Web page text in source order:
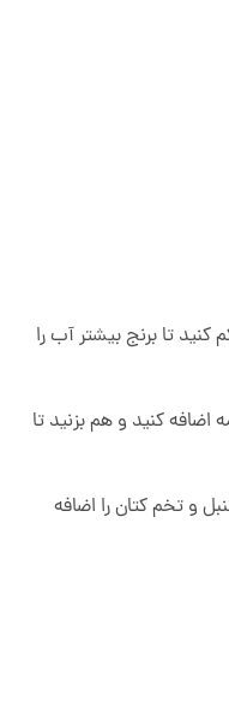
کنید تا برنج بیشتر آب را
کنید و هم بزنید تا
و تخم کتان را اضافه